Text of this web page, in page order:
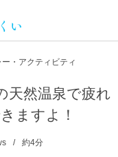
ー・アクティビティ
天然温泉で疲れ
ますよ！
約4分